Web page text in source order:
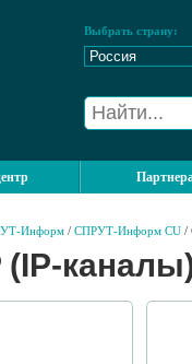
Выбрать страну:
Информ / СПРУТ-Информ CU /